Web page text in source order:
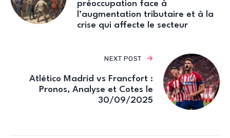
préoccupation face à
l’augmentation tributaire et à la
crise qui affecte le secteur
NEXT POST
Atlético Madrid vs Francfort :
Pronos, Analyse et Cotes le
30/09/2025